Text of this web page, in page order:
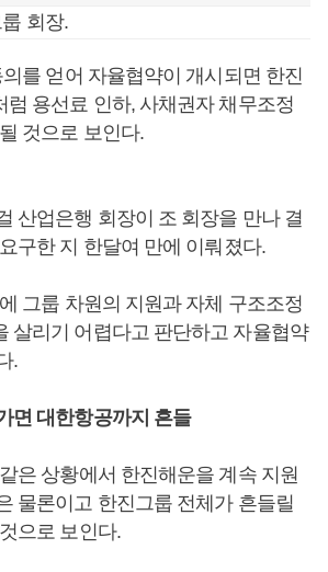
회장.
를 얻어 자율협약이 개시되면 한진
럼 용선료 인하, 사채권자 채무조정
것으로 보인다.
산업은행 회장이 조 회장을 만나 결
구한 지 한달여 만에 이뤄졌다.
그룹 차원의 지원과 자체 구조조정
살리기 어렵다고 판단하고 자율협약
.
면 대한항공까지 흔들
은 상황에서 한진해운을 계속 지원
물론이고 한진그룹 전체가 흔들릴
으로 보인다.